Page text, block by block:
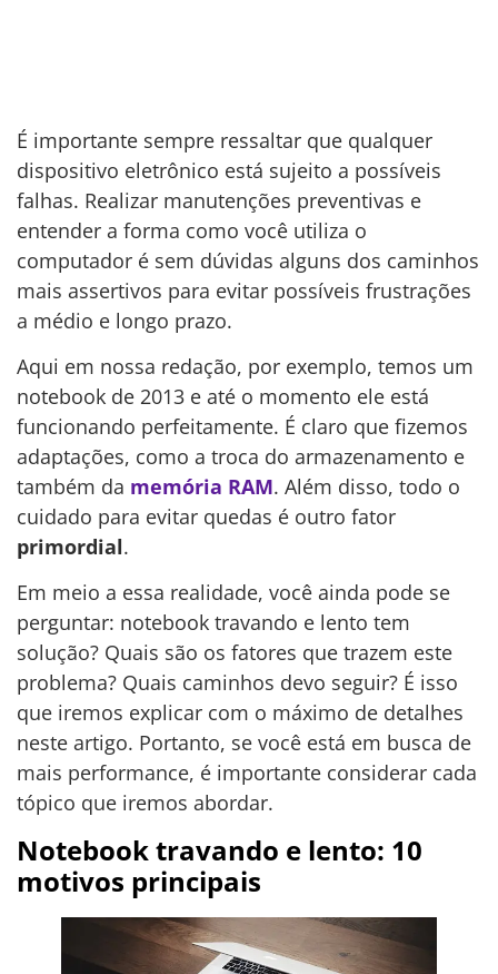
É importante sempre ressaltar que qualquer
dispositivo eletrônico está sujeito a possíveis
falhas. Realizar manutenções preventivas e
entender a forma como você utiliza o
computador é sem dúvidas alguns dos caminhos
mais assertivos para evitar possíveis frustrações
a médio e longo prazo.
Aqui em nossa redação, por exemplo, temos um
notebook de 2013 e até o momento ele está
funcionando perfeitamente. É claro que fizemos
adaptações, como a troca do armazenamento e
também da memória RAM. Além disso, todo o
cuidado para evitar quedas é outro fator
primordial.
Em meio a essa realidade, você ainda pode se
perguntar: notebook travando e lento tem
solução? Quais são os fatores que trazem este
problema? Quais caminhos devo seguir? É isso
que iremos explicar com o máximo de detalhes
neste artigo. Portanto, se você está em busca de
mais performance, é importante considerar cada
tópico que iremos abordar.
Notebook travando e lento: 10
motivos principais